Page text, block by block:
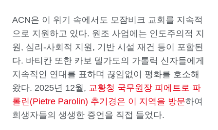
ACN은 이 위기 속에서도 모잠비크 교회를 지속적
으로 지원하고 있다. 원조 사업에는 인도주의적 지
원, 심리-사회적 지원, 기반 시설 재건 등이 포함된
다. 바티칸 또한 카보 델가도의 가톨릭 신자들에게
지속적인 연대를 표하며 끊임없이 평화를 호소해
왔다. 2025년 12월, 교황청 국무원장 피에트로 파
롤린(Pietre Parolin) 추기경은 이 지역을 방문하여
희생자들의 생생한 증언을 직접 들었다.